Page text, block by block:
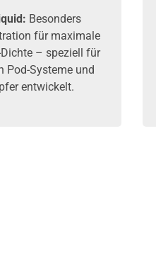
Besonders
für maximale
– speziell für
Pod-Systeme und
entwickelt.